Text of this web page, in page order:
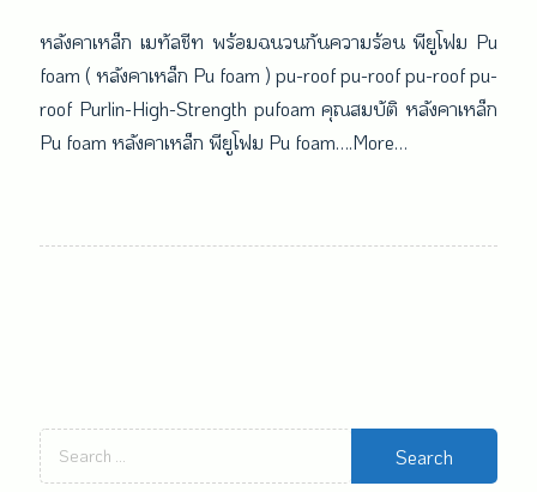
หลังคาเหล็ก เมทัลชีท พร้อมฉนวนกันความร้อน พียูโฟม Pu
foam ( หลังคาเหล็ก Pu foam ) pu-roof pu-roof pu-roof pu-
roof Purlin-High-Strength pufoam คุณสมบัติ หลังคาเหล็ก
Pu foam หลังคาเหล็ก พียูโฟม Pu foam….More…
Search
for: